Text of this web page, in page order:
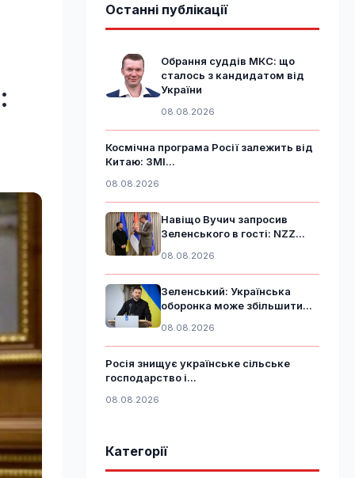
Останні публікації
Обрання суддів МКС: що
сталось з кандидатом від
України
08.08.2026
Космічна програма Росії залежить від
Китаю: ЗМІ...
08.08.2026
Навіщо Вучич запросив
Зеленського в гості: NZZ...
08.08.2026
Зеленський: Українська
оборонка може збільшити...
08.08.2026
Росія знищує українське сільське
господарство і...
08.08.2026
Категорії